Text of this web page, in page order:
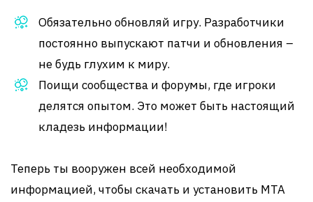
Обязательно обновляй игру. Разработчики
постоянно выпускают патчи и обновления –
не будь глухим к миру.
Поищи сообщества и форумы, где игроки
делятся опытом. Это может быть настоящий
кладезь информации!
Теперь ты вооружен всей необходимой
информацией, чтобы скачать и установить MTA